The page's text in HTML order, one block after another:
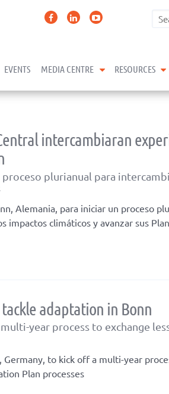
menu
EVENTS MEDIA CENTRE expand child
RESOURCES
intercambiaran
plurianual para
Alemania, para iniciar un proceso
climáticos y avanzar sus
tackle adaptation in Bonn
year process to exchange
to kick off a multi-year
Plan processes